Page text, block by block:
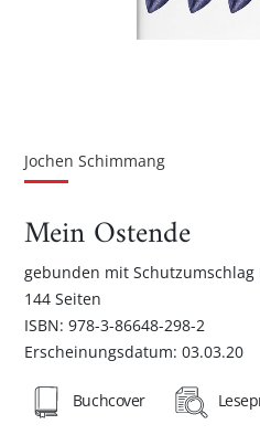
Bildgalerie
Jochen Schimmang
Mein Ostende
gebunden mit Schutzumschlag
144 Seiten
ISBN: 978-3-86648-298-2
Erscheinungsdatum: 03.03.20
Buchcover